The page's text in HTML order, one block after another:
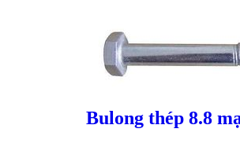
Giá bánVND
Bulong thép 8.8